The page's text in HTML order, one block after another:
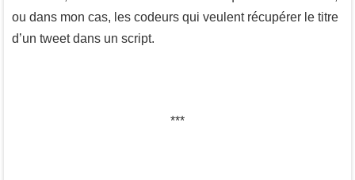
ou dans mon cas, les codeurs qui veulent récupérer le titre
d’un tweet dans un script.